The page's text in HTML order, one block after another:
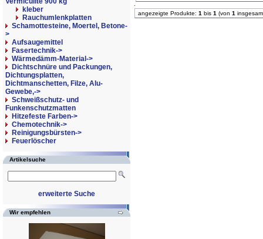
kleber
Rauchumlenkplatten
Schamottesteine, Moertel, Betone-
>
Aufsaugemittel
Fasertechnik->
Wärmedämm-Material->
Dichtschnüre und Packungen,
Dichtungsplatten,
Dichtmanschetten, Filze, Alu-
Gewebe,->
Schweißschutz- und
Funkenschutzmatten
Hitzefeste Farben->
Chemotechnik->
Reinigungsbürsten->
Feuerlöscher
Artikelsuche
erweiterte Suche
Wir empfehlen
angezeigte Produkte: 1 bis 1 (von 1